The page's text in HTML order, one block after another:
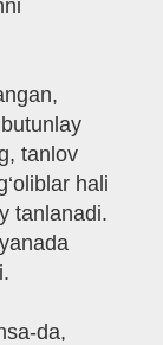
tanlov
hali
tanlanadi.
da,